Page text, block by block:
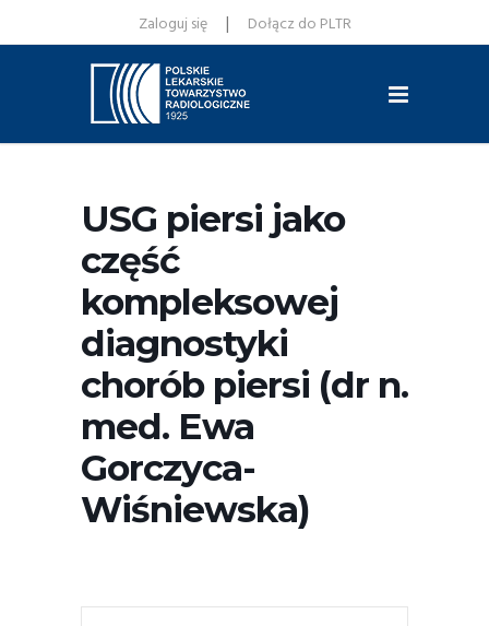
Zaloguj się | Dołącz do PLTR
USG piersi jako
część
kompleksowej
diagnostyki
chorób piersi (dr n.
med. Ewa
Gorczyca-
Wiśniewska)